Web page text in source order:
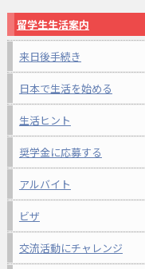
留学生生活案内
来日後手続き
日本で生活を始める
生活ヒント
奨学金に応募する
アルバイト
ビザ
交流活動にチャレンジ